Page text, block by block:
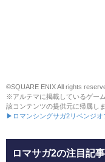
©SQUARE ENIX All rights
※アルテマに掲載しているゲー
該コンテンツの提供元に帰属し
▶ロマンシングサガ2リベンジオ
ロマサガ2の注目記事